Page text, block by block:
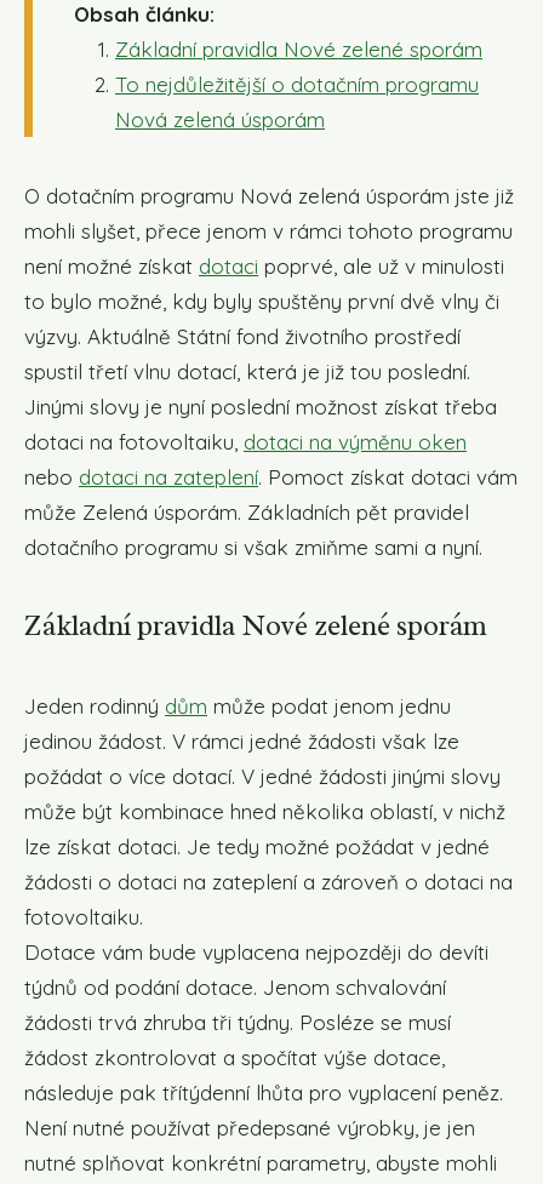
Obsah článku:
Základní pravidla Nové zelené sporám
To nejdůležitější o dotačním programu
Nová zelená úsporám
O dotačním programu Nová zelená úsporám jste již
mohli slyšet, přece jenom v rámci tohoto programu
není možné získat dotaci poprvé, ale už v minulosti
to bylo možné, kdy byly spuštěny první dvě vlny či
výzvy. Aktuálně Státní fond životního prostředí
spustil třetí vlnu dotací, která je již tou poslední.
Jinými slovy je nyní poslední možnost získat třeba
dotaci na fotovoltaiku, dotaci na výměnu oken
nebo dotaci na zateplení. Pomoct získat dotaci vám
může Zelená úsporám. Základních pět pravidel
dotačního programu si však zmiňme sami a nyní.
Základní pravidla Nové zelené sporám
Jeden rodinný dům může podat jenom jednu
jedinou žádost. V rámci jedné žádosti však lze
požádat o více dotací. V jedné žádosti jinými slovy
může být kombinace hned několika oblastí, v nichž
lze získat dotaci. Je tedy možné požádat v jedné
žádosti o dotaci na zateplení a zároveň o dotaci na
fotovoltaiku.
Dotace vám bude vyplacena nejpozději do devíti
týdnů od podání dotace. Jenom schvalování
žádosti trvá zhruba tři týdny. Posléze se musí
žádost zkontrolovat a spočítat výše dotace,
následuje pak třítýdenní lhůta pro vyplacení peněz.
Není nutné používat předepsané výrobky, je jen
nutné splňovat konkrétní parametry, abyste mohli